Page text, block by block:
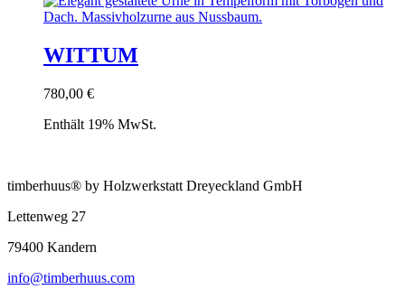
WITTUM
780,00 €
Enthält 19% MwSt.
timberhuus® by Holzwerkstatt Dreyeckland GmbH
Lettenweg 27
79400 Kandern
info@timberhuus.com